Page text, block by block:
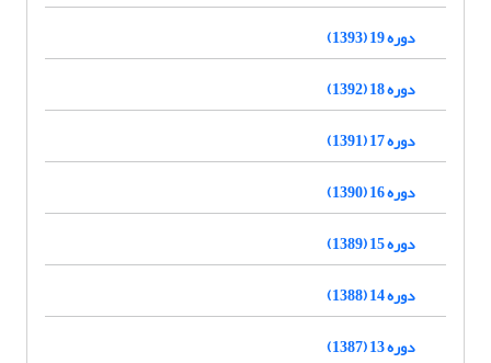
دوره 19 (1393)
دوره 18 (1392)
دوره 17 (1391)
دوره 16 (1390)
دوره 15 (1389)
دوره 14 (1388)
دوره 13 (1387)